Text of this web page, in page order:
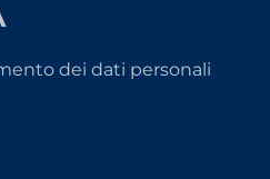
dei dati personali